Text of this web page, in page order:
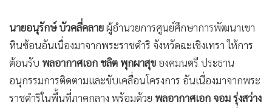
• ญี่ปุ่น
• News1
• Gotomanager
นายอนุรักษ์ บัวคลี่คลายผู้อำนวยการศูนย์ศึกษาการพัฒนาเขา
หินซ้อนอันเนื่องมาจากพระราชดำริ จังหวัดฉะเชิงเทรา ให้การ
ต้อนรับ พลอากาศเอก ชลิต พุกผาสุข องคมนตรี ประธาน
อนุกรรมการติดตามและขับเคลื่อนโครงการ อันเนื่องมาจากพระ
ราชดำริในพื้นที่ภาคกลาง พร้อมด้วย พลอากาศเอก จอม รุ่งสว่าง